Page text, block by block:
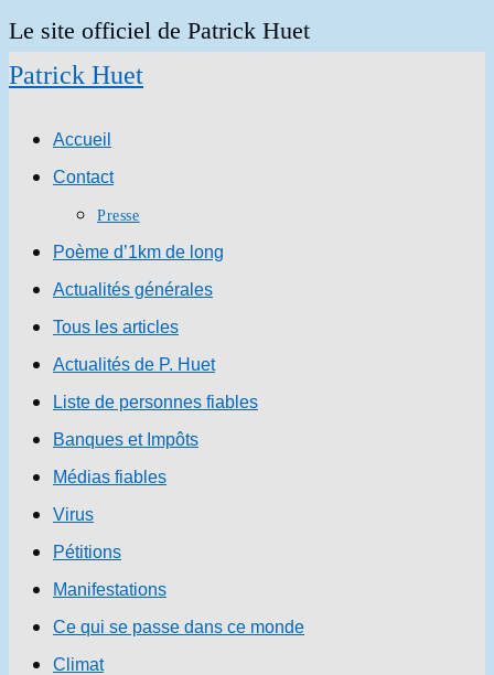
Skip
to
Le site officiel de Patrick Huet
Patrick Huet
Accueil
Contact
Presse
Poème d’1km de long
Actualités générales
Tous les articles
Actualités de P. Huet
Liste de personnes fiables
Banques et Impôts
Médias fiables
Virus
Pétitions
Manifestations
Ce qui se passe dans ce monde
Climat